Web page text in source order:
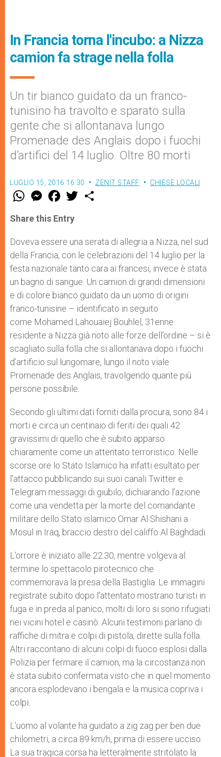
In Francia torna l'incubo: a Nizza
camion fa strage nella folla
Un tir bianco guidato da un franco-
tunisino ha travolto e sparato sulla
gente che si allontanava lungo
Promenade des Anglais dopo i fuochi
d’artifici del 14 luglio. Oltre 80 morti
LUGLIO 15, 2016 16:30 ZENIT STAFF CHIESE LOCALI
W
t
s
p
p
M
e
s
e
g
e
r
F
a
e
b
o
k
w
r
Share this Entry
Doveva essere una serata di allegria a Nizza, nel sud
della Francia, con le celebrazioni del 14 luglio per la
festa nazionale tanto cara ai francesi, invece è stata
un bagno di sangue. Un camion di grandi dimensioni
e di colore bianco guidato da un uomo di origini
franco-tunisine – identificato in seguito
come Mohamed Lahouaiej Bouhlel, 31enne
residente a Nizza già noto alle forze dell’ordine – si è
scagliato sulla folla che si allontanava dopo i fuochi
d’artificio sul lungomare, lungo il noto viale
Promenade des Anglais, travolgendo quante più
persone possibile.
Secondo gli ultimi dati forniti dalla procura, sono 84 i
morti e circa un centinaio di feriti dei quali 42
gravissimi di quello che è subito apparso
chiaramente come un attentato terroristico. Nelle
scorse ore lo Stato Islamico ha infatti esultato per
l’attacco pubblicando sui suoi canali Twitter e
Telegram messaggi di giubilo, dichiarando l’azione
come una vendetta per la morte del comandante
militare dello Stato islamico Omar Al Shishani a
Mosul in Iraq, braccio destro del califfo Al Baghdadi.
L’orrore è iniziato alle 22.30, mentre volgeva al
termine lo spettacolo pirotecnico che
commemorava la presa della Bastiglia. Le immagini
registrate subito dopo l’attentato mostrano turisti in
fuga e in preda al panico, molti di loro si sono rifugiati
nei vicini hotel e casinò. Alcuni testimoni parlano di
raffiche di mitra e colpi di pistola, dirette sulla folla.
Altri raccontano di alcuni colpi di fuoco esplosi dalla
Polizia per fermare il camion, ma la circostanza non
è stata subito confermata visto che in quel momento
ancora esplodevano i bengala e la musica copriva i
colpi.
L’uomo al volante ha guidato a zig zag per ben due
chilometri, a circa 89 km/h, prima di essere ucciso.
La sua tragica corsa ha letteralmente stritolato la